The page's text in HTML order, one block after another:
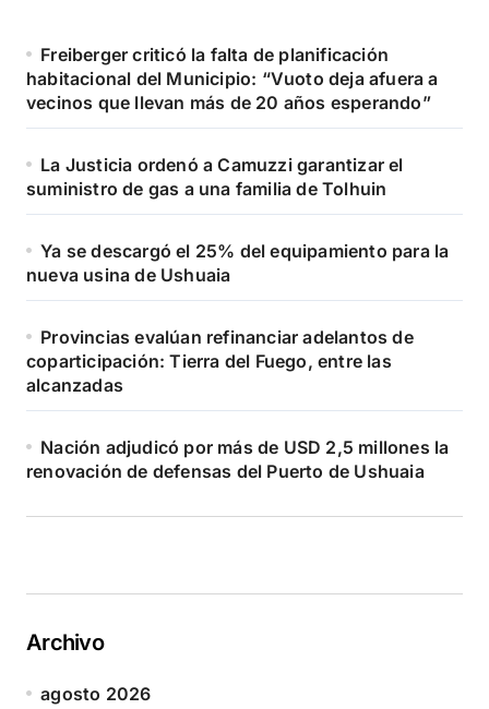
Freiberger criticó la falta de planificación
habitacional del Municipio: “Vuoto deja afuera a
vecinos que llevan más de 20 años esperando”
La Justicia ordenó a Camuzzi garantizar el
suministro de gas a una familia de Tolhuin
Ya se descargó el 25% del equipamiento para la
nueva usina de Ushuaia
Provincias evalúan refinanciar adelantos de
coparticipación: Tierra del Fuego, entre las
alcanzadas
Nación adjudicó por más de USD 2,5 millones la
renovación de defensas del Puerto de Ushuaia
Archivo
agosto 2026